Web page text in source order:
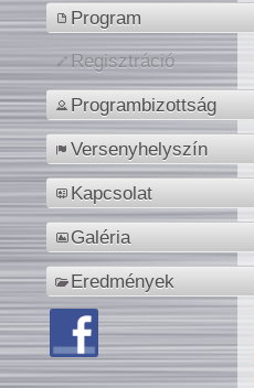
Program
Regisztráció
Programbizottság
Versenyhelyszín
Kapcsolat
Galéria
Eredmények